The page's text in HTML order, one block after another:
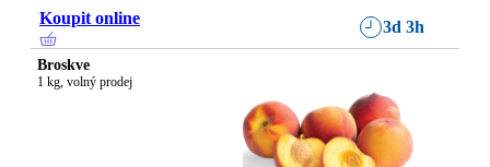
Koupit online 3d 3h
Broskve
1 kg, volný prodej